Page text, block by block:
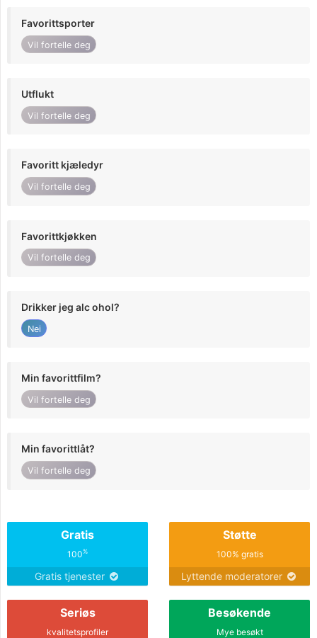
Favorittsporter
Vil fortelle deg
Utflukt
Vil fortelle deg
Favoritt kjæledyr
Vil fortelle deg
Favorittkjøkken
Vil fortelle deg
Drikker jeg alc ohol?
Nei
Min favorittfilm?
Vil fortelle deg
Min favorittlåt?
Vil fortelle deg
Gratis
100%
Gratis tjenester
Støtte
100% gratis
Lyttende moderatorer
Seriøs
kvalitetsprofiler
Besøkende
Mye besøkt